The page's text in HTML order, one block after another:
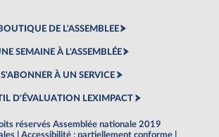
BOUTIQUE DE L'ASSEMBLEE
SEMAINE À L'ASSEMBLÉE
S'ABONNER À UN SERVICE
D'ÉVALUATION LEXIMPACT
réservés Assemblée nationale 2019
Accessibilité : partiellement conforme